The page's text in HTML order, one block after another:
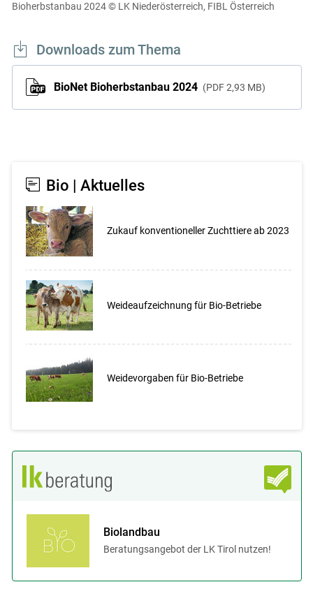
Bioherbstanbau 2024 © LK Niederösterreich, FIBL Österreich
Downloads zum Thema
BioNet Bioherbstanbau 2024 PDF 2,93 MB
Bio | Aktuelles
Zukauf konventioneller Zuchttiere ab 2023
Weideaufzeichnung für Bio-Betriebe
Weidevorgaben für Bio-Betriebe
Biolandbau
Beratungsangebot der LK Tirol nutzen!